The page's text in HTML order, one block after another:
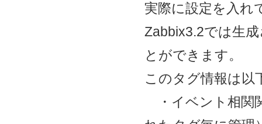
実際に設定を入れ
Zabbix3.2では生
とができます。
このタグ情報は以
・イベント相関